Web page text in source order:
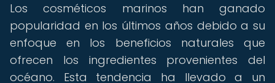
Los cosméticos marinos han ganado
popularidad en los últimos años debido a su
enfoque en los beneficios naturales que
ofrecen los ingredientes provenientes del
océano. Esta tendencia ha llevado a un